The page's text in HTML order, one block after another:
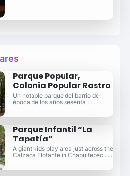
Parque Popular,
Colonia Popular Rastro
Un notable parque del barrio de
época de los años sesenta . . .
Parque Infantil “La
Tapatía”
A giant kids play area just across the
Calzada Flotante in Chapultepec . . .